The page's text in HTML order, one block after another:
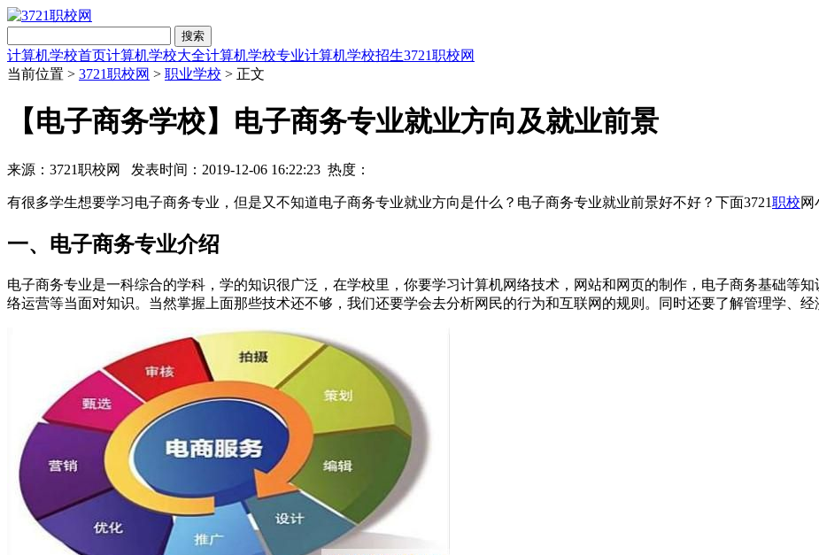
搜索
计算机学校首页计算机学校大全计算机学校专业计算机学校招生3721职校网
当前位置 > 3721职校网 > 职业学校 > 正文
【电子商务学校】电子商务专业就业方向及就业前景
来源：3721职校网 发表时间：2019-12-06 16:22:23 热度：
有很多学生想要学习电子商务专业，但是又不知道电子商务专业就业方向是什么？电子商务专业就业前景好不好？下面3721职校网
一、电子商务专业介绍
电子商务专业是一科综合的学科，学的知识很广泛，在学校里，你要学习计算机网络技术，网站和网页的制作，电子商务基础等
络运营等当面对知识。当然掌握上面那些技术还不够，我们还要学会去分析网民的行为和互联网的规则。同时还要了解管理学、经